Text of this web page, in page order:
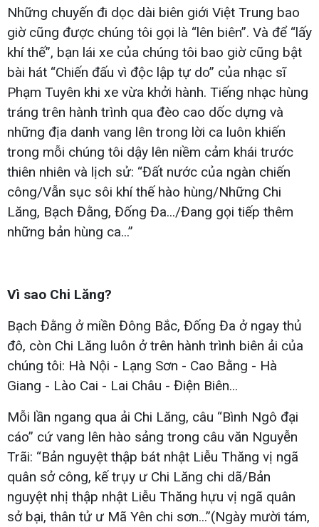
Những chuyến đi dọc dài biên giới Việt Trung bao
giờ cũng được chúng tôi gọi là “lên biên”. Và để “lấy
khí thế”, bạn lái xe của chúng tôi bao giờ cũng bật
bài hát “Chiến đấu vì độc lập tự do” của nhạc sĩ
Phạm Tuyên khi xe vừa khởi hành. Tiếng nhạc hùng
tráng trên hành trình qua đèo cao dốc dựng và
những địa danh vang lên trong lời ca luôn khiến
trong mỗi chúng tôi dậy lên niềm cảm khái trước
thiên nhiên và lịch sử: “Đất nước của ngàn chiến
công/Vẫn sục sôi khí thế hào hùng/Những Chi
Lăng, Bạch Đằng, Đống Đa.../Đang gọi tiếp thêm
những bản hùng ca...”
Vì sao Chi Lăng?
Bạch Đằng ở miền Đông Bắc, Đống Đa ở ngay thủ
đô, còn Chi Lăng luôn ở trên hành trình biên ải của
chúng tôi: Hà Nội - Lạng Sơn - Cao Bằng - Hà
Giang - Lào Cai - Lai Châu - Điện Biên...
Mỗi lần ngang qua ải Chi Lăng, câu “Bình Ngô đại
cáo” cứ vang lên hào sảng trong câu văn Nguyễn
Trãi: “Bản nguyệt thập bát nhật Liễu Thăng vị ngã
quân sở công, kế trụy ư Chi Lăng chi dã/Bản
nguyệt nhị thập nhật Liễu Thăng hựu vị ngã quân
sở bại, thân tử ư Mã Yên chi sơn...”(Ngày mười tám,